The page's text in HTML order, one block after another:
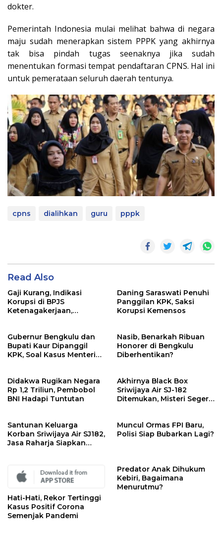
dokter.
Pemerintah Indonesia mulai melihat bahwa di negara
maju sudah menerapkan sistem PPPK yang akhirnya
tak bisa pindah tugas seenaknya jika sudah
menentukan formasi tempat pendaftaran CPNS. Hal ini
untuk pemerataan seluruh daerah tentunya.
cpns dialihkan guru pppk
Read Also
Gaji Kurang, Indikasi
Korupsi di BPJS
Ketenagakerjaan,
Daning Saraswati Penuhi
Panggilan KPK, Saksi
Korupsi Kemensos
Gubernur Bengkulu dan
Bupati Kaur Dipanggil
KPK, Soal Kasus Menteri
Nasib, Benarkah Ribuan
Honorer di Bengkulu
Diberhentikan?
Didakwa Rugikan Negara
Rp 1,2 Triliun, Pembobol
BNI Hadapi Tuntutan
Akhirnya Black Box
Sriwijaya Air SJ-182
Ditemukan, Misteri Segera
Santunan Keluarga
Korban Sriwijaya Air SJ182,
Jasa Raharja Siapkan
Muncul Ormas FPI Baru,
Polisi Siap Bubarkan Lagi?
Hati-Hati, Rekor Tertinggi
Kasus Positif Corona
Semenjak Pandemi
Predator Anak Dihukum
Kebiri, Bagaimana
Menurutmu?